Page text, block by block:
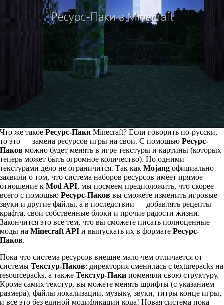
Что же такое Ресурс-Паки Minecraft? Если говорить по-русски,
то это — замена ресурсов игры на свои. С помощью Ресурс-
Паков можно будет менять в игре текстуры и картины (которых
теперь может быть огромное количество). Но одними
текстурами дело не ограничится. Так как Mojang официально
заявили о том, что система наборов ресурсов имеет прямое
отношение к Mod API, мы посмеем предположить, что скорее
всего с помощью Ресурс-Паков вы сможете изменить игровые
звуки и другие файлы, а в последствии — добавлять рецепты
крафта, свои собственные блоки и прочие радости жизни.
Закончится это все тем, что вы сможете писать полноценные
моды на Minecraft API и выпускать их в формате Ресурс-
Паков.
Пока что система ресурсов внешне мало чем отличается от
системы Текстур-Паков: директория сменилась с texturepacks на
resourcepacks, а также Текстур-Паки поменяли свою структуру.
Кроме самих текстур, вы можете менять шрифты (с указанием
размера), файлы локализации, музыку, звуки, титры конце игры,
и все это без единой модификации кода! Новая система пока